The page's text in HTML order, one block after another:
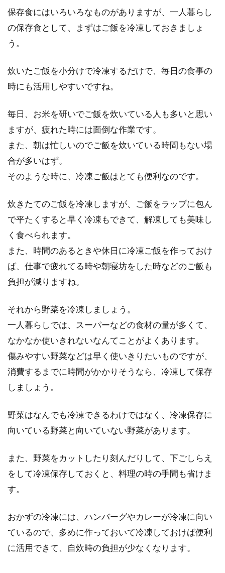
主婦で料理が苦手は辛い！苦手な料
主婦の方は毎日料理をしなければならないです
よね。主婦だからといって、皆が料理が得意！
焼きおにぎりに味噌を塗ってシソを
焼きおにぎりには、味噌と醤油味があります。
くてとて...
豆板醤・コチュジャンは代用でき
る？甜麺醤も代用できるの？
ン）は、中華料理には欠かすことのできない調
片栗粉と小麦粉、お互い代用が出来
っかり切らしてしまうこともありますよね。唐
揚げを作...
電子レンジで簡単！時短で作れるお
手作りチャーシューはボリューミーな肉のおか
ずとして、大人も子供も大喜びするメニューで
すよね。...
保存食にはいろいろなものがありますが、一人暮らし
の保存食として、まずはご飯を冷凍しておきましょ
う。
炊いたご飯を小分けで冷凍するだけで、毎日の食事の
時にも活用しやすいですね。
毎日、お米を研いでご飯を炊いている人も多いと思い
ますが、疲れた時には面倒な作業です。
また、朝は忙しいのでご飯を炊いている時間もない場
合が多いはず。
そのような時に、冷凍ご飯はとても便利なのです。
炊きたてのご飯を冷凍しますが、ご飯をラップに包ん
で平たくすると早く冷凍もできて、解凍しても美味し
く食べられます。
また、時間のあるときや休日に冷凍ご飯を作っておけ
ば、仕事で疲れてる時や朝寝坊をした時などのご飯も
負担が減りますね。
それから野菜を冷凍しましょう。
一人暮らしでは、スーパーなどの食材の量が多くて、
なかなか使いきれないなんてことがよくあります。
傷みやすい野菜などは早く使いきりたいものですが、
消費するまでに時間がかかりそうなら、冷凍して保存
しましょう。
野菜はなんでも冷凍できるわけではなく、冷凍保存に
向いている野菜と向いていない野菜があります。
また、野菜をカットしたり刻んだりして、下ごしらえ
をして冷凍保存しておくと、料理の時の手間も省けま
す。
おかずの冷凍には、ハンバーグやカレーが冷凍に向い
ているので、多めに作っておいて冷凍しておけば便利
に活用できて、自炊時の負担が少なくなります。